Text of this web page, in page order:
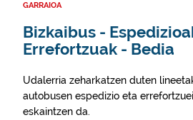
GARRAIOA
Bizkaibus -
Errefortzuak - Bedia
Udalerria zeharkatzen duten
autobusen espedizio eta
eskaintzen da.